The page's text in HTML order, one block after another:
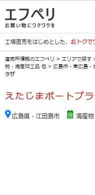
工場直売をはじめとした、 おトクで
直売所情報のエフペリ > エリアで探す
物・海産加工品 他 > 広島市・東広島
ラザ
えたじまポートプ
広島県・江田島市 海産